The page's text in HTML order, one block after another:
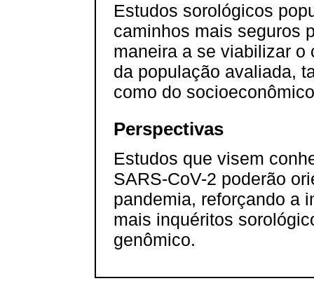
Estudos sorológicos
caminhos mais seguros
maneira a se viabilizar
da população avaliada,
como do
Perspectivas
Estudos que visem
SARS-CoV-2 poderão
pandemia, reforçando a
mais inquéritos
genômico.